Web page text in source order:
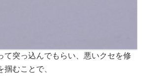
て突っ込んでもらい、悪いクセを修
むことで、